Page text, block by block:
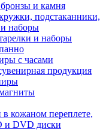
и камня
подстаканники,
наборы
и наборы
с часами
продукция
кожаном переплете,
и DVD диски